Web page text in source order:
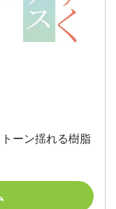
トーン揺れる樹脂